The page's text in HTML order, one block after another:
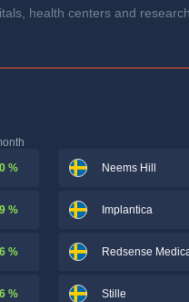
health centers and
%
%
%
%
Neems Hill
Implantica
Redsense
Stille